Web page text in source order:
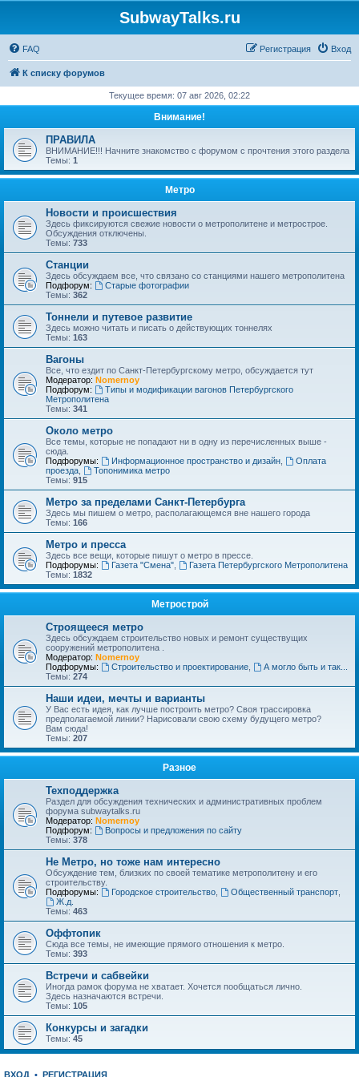
SubwayTalks.ru
FAQ Вход
Регистрация
К списку форумов
Текущее время: 07 авг 2026, 02:22
Внимание!
ПРАВИЛА
ВНИМАНИЕ!!! Начните знакомство с форумом с прочтения этого раздела
Темы: 1
Метро
Новости и происшествия
Здесь фиксируются свежие новости о метрополитене и метрострое.
Обсуждения отключены.
Темы: 733
Станции
Здесь обсуждаем все, что связано со станциями нашего метрополитена
Подфорум:
Старые фотографии
Темы: 362
Тоннели и путевое развитие
Здесь можно читать и писать о действующих тоннелях
Темы: 163
Вагоны
Все, что ездит по Санкт-Петербургскому метро, обсуждается тут
Модератор: Nomernoy
Подфорум:
Типы и модификации вагонов Петербургского
Метрополитена
Темы: 341
Около метро
Все темы, которые не попадают ни в одну из перечисленных выше -
сюда.
Подфорумы:
Информационное пространство и дизайн,
Оплата
проезда
Топонимика метро
Темы: 915
Метро за пределами Санкт-Петербурга
Здесь мы пишем о метро, располагающемся вне нашего города
Темы: 166
Метро и пресса
Здесь все вещи, которые пишут о метро в прессе.
Подфорумы:
Газета "Смена",
Газета Петербургского Метрополитена
Темы: 1832
Метрострой
Строящееся метро
Здесь обсуждаем строительство новых и ремонт существущих
сооружений метрополитена .
Модератор: Nomernoy
Подфорумы:
Строительство и проектирование,
А могло быть и так...
Темы: 274
Наши идеи, мечты и варианты
У Вас есть идея, как лучше построить метро? Своя трассировка
предполагаемой линии? Нарисовали свою схему будущего метро?
Вам сюда!
Темы: 207
Разное
Техподдержка
Раздел для обсуждения технических и административных проблем
форума subwaytalks.ru
Модератор: Nomernoy
Подфорум:
Вопросы и предложения по сайту
Темы: 378
Не Метро, но тоже нам интересно
Обсуждение тем, близких по своей тематике метрополитену и его
строительству.
Подфорумы:
Городское строительство, Общественный транспорт,
Ж.д.
Темы: 463
Оффтопик
Сюда все темы, не имеющие прямого отношения к метро.
Темы: 393
Встречи и сабвейки
Иногда рамок форума не хватает. Хочется пообщаться лично.
Здесь назначаются встречи.
Темы: 105
Конкурсы и загадки
Темы: 45
ВХОД • РЕГИСТРАЦИЯ